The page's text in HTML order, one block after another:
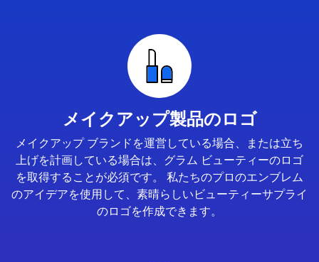
メイクアップ製品のロゴ
メイクアップ ブランドを運営している場合、または立ち
上げを計画している場合は、グラム ビューティーのロゴ
を取得することが必須です。 私たちのプロのエンブレム
のアイデアを使用して、素晴らしいビューティーサプライ
のロゴを作成できます。